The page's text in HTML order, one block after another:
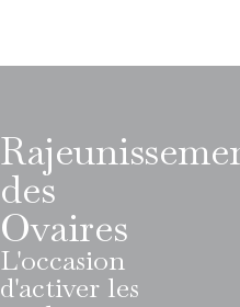
des
Ovaires
L'occasion
d'activer les